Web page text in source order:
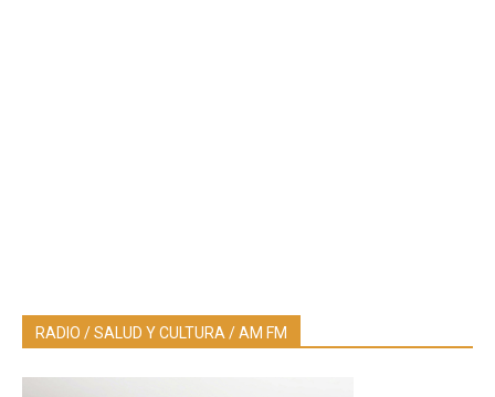
RADIO / SALUD Y CULTURA / AM FM